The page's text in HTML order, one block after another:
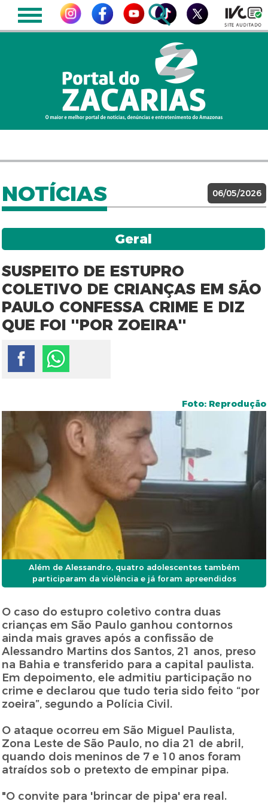
NOTÍCIAS 06/05/2026
Geral
SUSPEITO DE ESTUPRO
COLETIVO DE CRIANÇAS EM SÃO
PAULO CONFESSA CRIME E DIZ
QUE FOI ''POR ZOEIRA''
Foto: Reprodução
Além de Alessandro, quatro adolescentes também
participaram da violência e já foram apreendidos
O caso do estupro coletivo contra duas
crianças em São Paulo ganhou contornos
ainda mais graves após a confissão de
Alessandro Martins dos Santos, 21 anos, preso
na Bahia e transferido para a capital paulista.
Em depoimento, ele admitiu participação no
crime e declarou que tudo teria sido feito “por
zoeira”, segundo a Polícia Civil.
O ataque ocorreu em São Miguel Paulista,
Zona Leste de São Paulo, no dia 21 de abril,
quando dois meninos de 7 e 10 anos foram
atraídos sob o pretexto de empinar pipa.
"O convite para 'brincar de pipa' era real.